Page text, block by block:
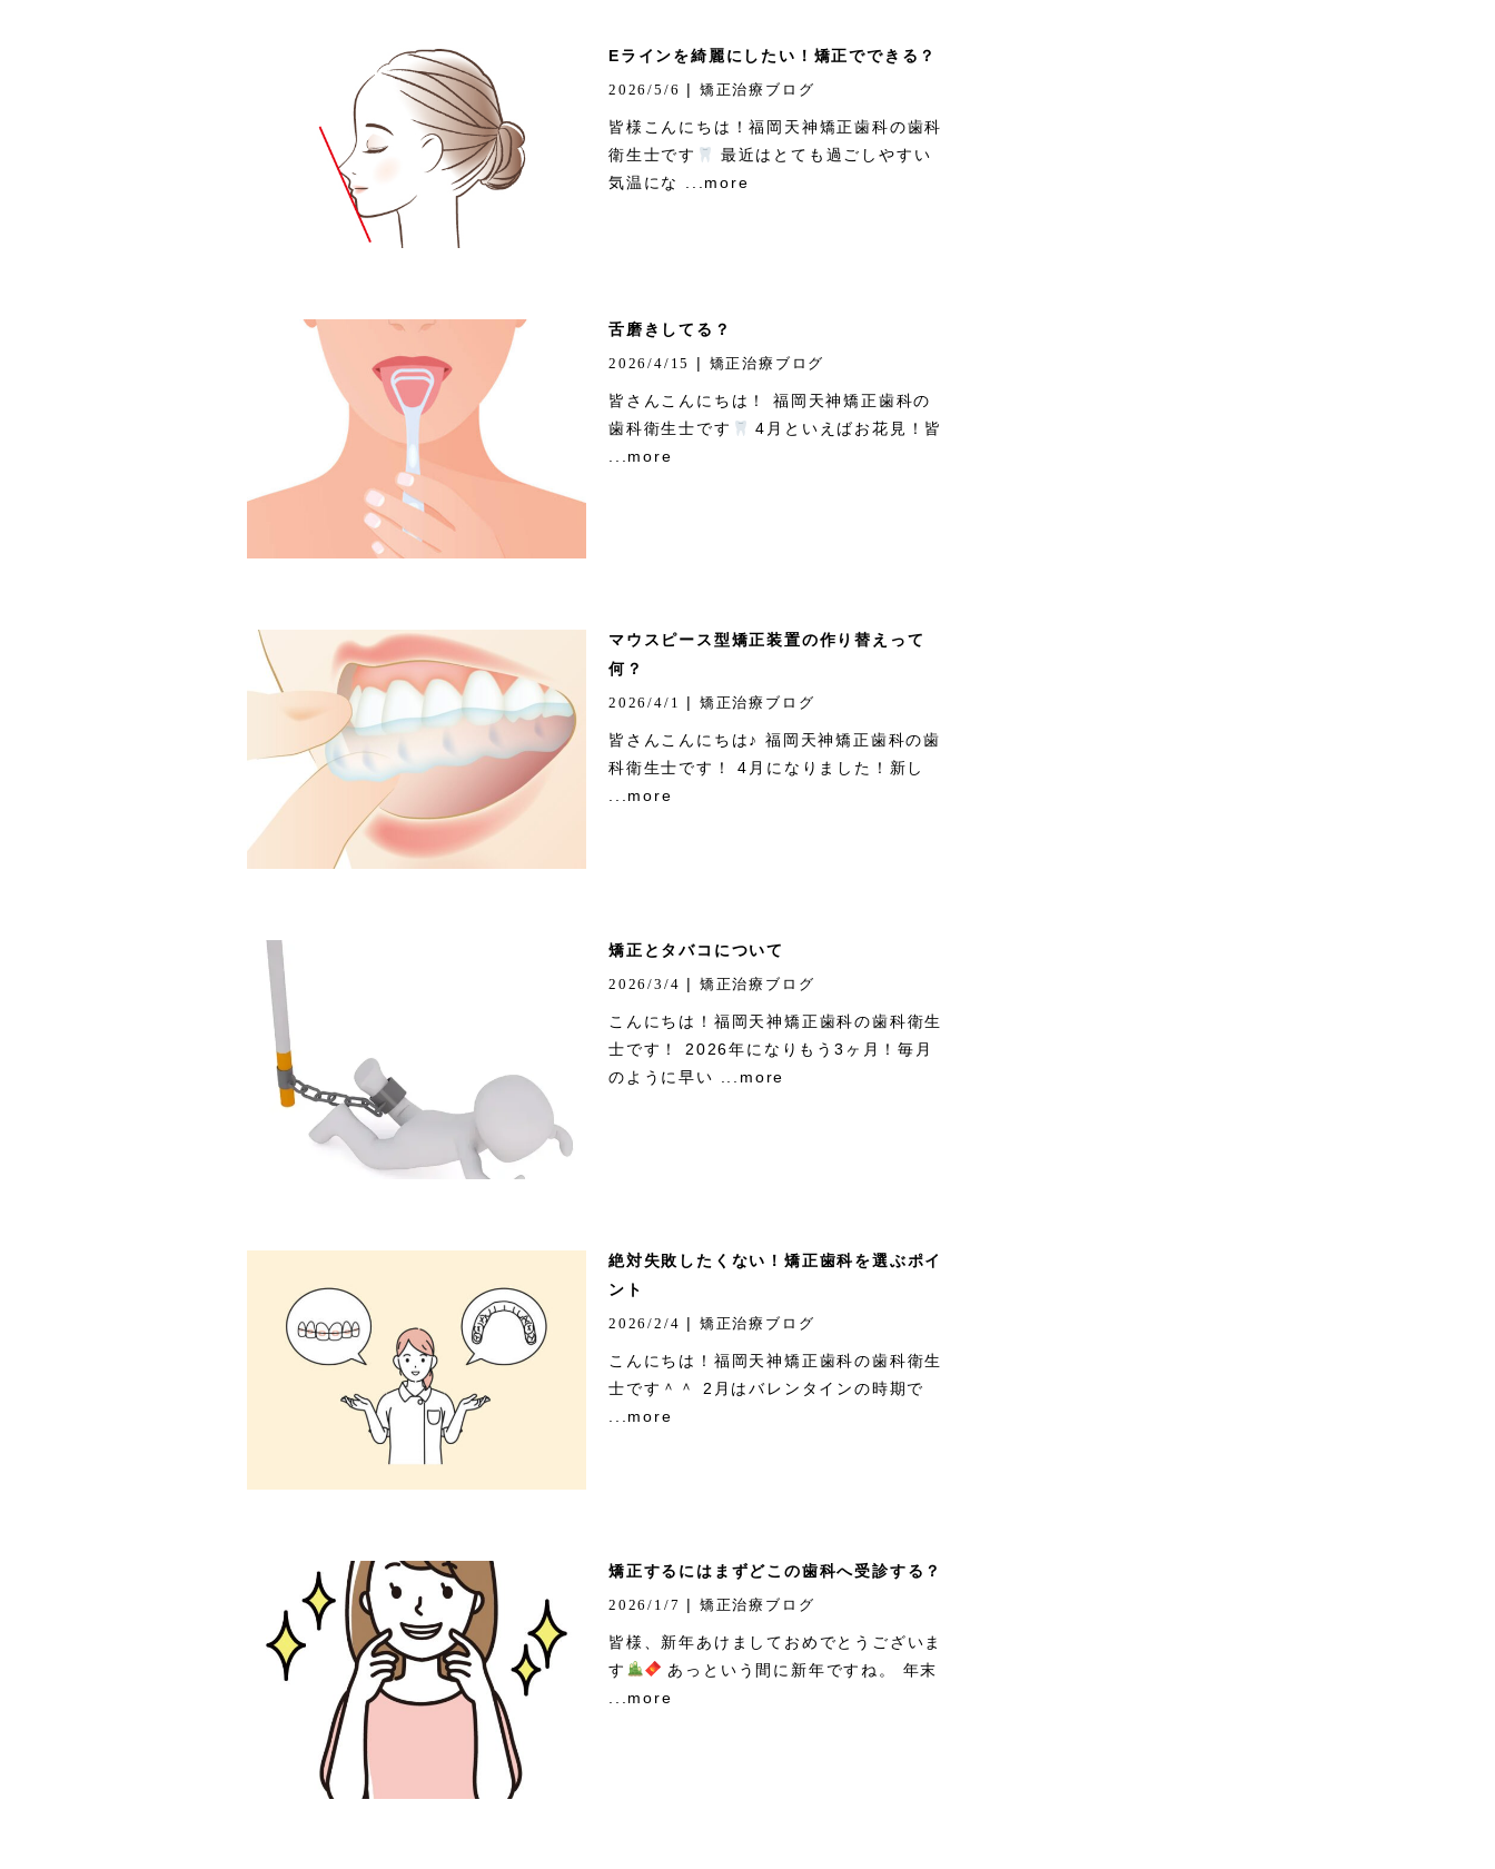
Eラインを綺麗にしたい！矯正でできる？
2026/5/6 | 矯正治療ブログ
皆様こんにちは！福岡天神矯正歯科の歯科
衛生士です
最近はとても過ごしやすい
気温にな ...more
舌磨きしてる？
2026/4/15 | 矯正治療ブログ
皆さんこんにちは！ 福岡天神矯正歯科の
歯科衛生士です
4月といえばお花見！皆
...more
マウスピース型矯正装置の作り替えって
何？
2026/4/1 | 矯正治療ブログ
皆さんこんにちは♪ 福岡天神矯正歯科の歯
科衛生士です！ 4月になりました！新し
...more
矯正とタバコについて
2026/3/4 | 矯正治療ブログ
こんにちは！福岡天神矯正歯科の歯科衛生
士です！ 2026年になりもう3ヶ月！毎月
のように早い ...more
絶対失敗したくない！矯正歯科を選ぶポイ
ント
2026/2/4 | 矯正治療ブログ
こんにちは！福岡天神矯正歯科の歯科衛生
士です＾＾ 2月はバレンタインの時期で
...more
矯正するにはまずどこの歯科へ受診する？
2026/1/7 | 矯正治療ブログ
皆様、新年あけましておめでとうございま
す
あっという間に新年ですね。 年末
...more